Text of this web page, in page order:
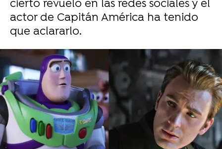
cierto revuelo en las redes sociales y el
actor de Capitán América ha tenido
que aclararlo.
-